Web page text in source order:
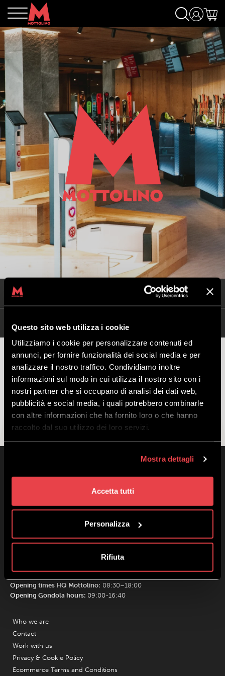
Questo sito web utilizza i cookie
Utilizziamo i cookie per personalizzare contenuti ed
annunci, per fornire funzionalità dei social media e per
analizzare il nostro traffico. Condividiamo inoltre
informazioni sul modo in cui utilizza il nostro sito con i
nostri partner che si occupano di analisi dei dati web,
pubblicità e social media, i quali potrebbero combinarle
con altre informazioni che ha fornito loro o che hanno
raccolto dal suo utilizzo dei loro servizi.
Mostra dettagli
Accetta tutti
Personalizza
Rifiuta
WEATHER LIVIGNO
SHOP ONLINE
MTB E-BIKE EXCLUSIVE
Via Bondi 473, 23041 Livigno (SO) – C.F. 00585220148
Share capital € 8.772.000,00 – REA di Sondrio n. 41452
Opening times HQ Mottolino: 08:30–18:00
Opening Gondola hours: 09:00-16:40
Who we are
Contact
Work with us
Privacy & Cookie Policy
Ecommerce Terms and Conditions